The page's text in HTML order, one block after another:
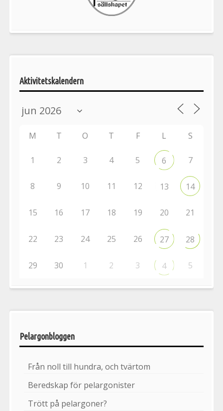
Aktivitetskalendern
M T O T F L S
1 2 3 4 5 6 7
8 9 10 11 12 13 14
15 16 17 18 19 20 21
22 23 24 25 26 27 28
29 30 1 2 3 4 5
Pelargonbloggen
Från noll till hundra, och tvärtom
Beredskap för pelargonister
Trött på pelargoner?